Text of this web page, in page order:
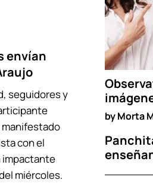
envían
seguidores y
manifestado
con el
impactante
miércoles.
byMorta